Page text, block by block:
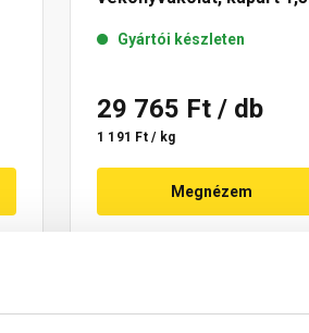
Gyártói készleten
29 765 Ft / db
1 191 Ft / kg
Megnézem